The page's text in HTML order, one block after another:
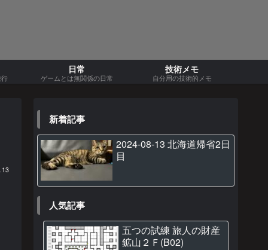
日常
ゲームとは無関係の日常
技術メモ
自分用の技術的メモ
新着記事
2024-08-13 北海道帰省2日
目
人気記事
五つの試練 旅人の財産
鉱山２Ｆ(B02)